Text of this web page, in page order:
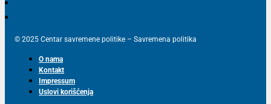
© 2025 Centar savremene politike – Savremena politika
O nama
Kontakt
Impressum
Uslovi korišćenja